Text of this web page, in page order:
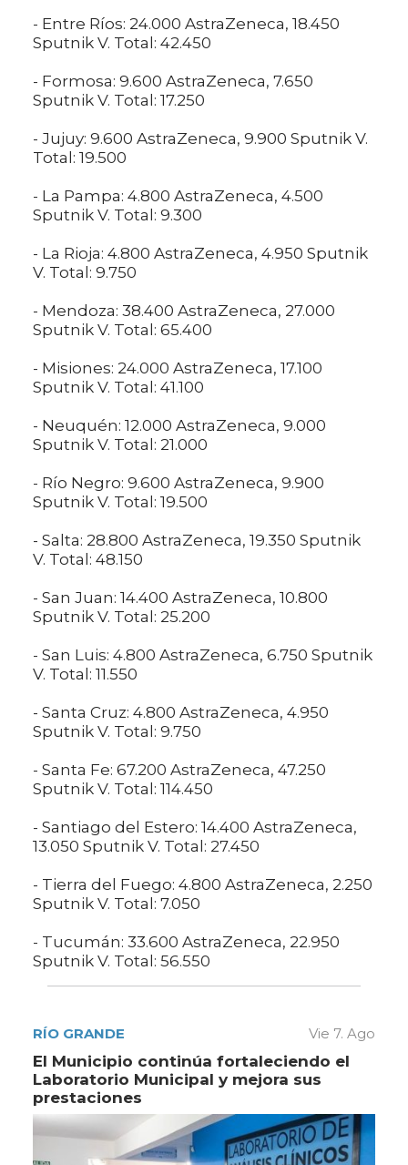
- Entre Ríos: 24.000 AstraZeneca, 18.450
Sputnik V. Total: 42.450
- Formosa: 9.600 AstraZeneca, 7.650
Sputnik V. Total: 17.250
- Jujuy: 9.600 AstraZeneca, 9.900 Sputnik V.
Total: 19.500
- La Pampa: 4.800 AstraZeneca, 4.500
Sputnik V. Total: 9.300
- La Rioja: 4.800 AstraZeneca, 4.950 Sputnik
V. Total: 9.750
- Mendoza: 38.400 AstraZeneca, 27.000
Sputnik V. Total: 65.400
- Misiones: 24.000 AstraZeneca, 17.100
Sputnik V. Total: 41.100
- Neuquén: 12.000 AstraZeneca, 9.000
Sputnik V. Total: 21.000
- Río Negro: 9.600 AstraZeneca, 9.900
Sputnik V. Total: 19.500
- Salta: 28.800 AstraZeneca, 19.350 Sputnik
V. Total: 48.150
- San Juan: 14.400 AstraZeneca, 10.800
Sputnik V. Total: 25.200
- San Luis: 4.800 AstraZeneca, 6.750 Sputnik
V. Total: 11.550
- Santa Cruz: 4.800 AstraZeneca, 4.950
Sputnik V. Total: 9.750
- Santa Fe: 67.200 AstraZeneca, 47.250
Sputnik V. Total: 114.450
- Santiago del Estero: 14.400 AstraZeneca,
13.050 Sputnik V. Total: 27.450
- Tierra del Fuego: 4.800 AstraZeneca, 2.250
Sputnik V. Total: 7.050
- Tucumán: 33.600 AstraZeneca, 22.950
Sputnik V. Total: 56.550
RÍO GRANDE Vie 7. Ago
El Municipio continúa fortaleciendo el
Laboratorio Municipal y mejora sus
prestaciones